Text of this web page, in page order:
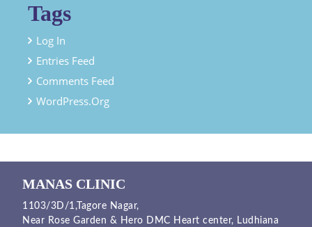
Tags
Log In
Entries Feed
Comments Feed
WordPress.org
MANAS CLINIC
1103/3D/1,Tagore Nagar,
Near Rose Garden & Hero DMC Heart center, Ludhiana